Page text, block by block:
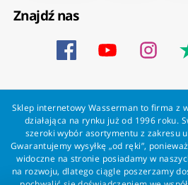
Znajdź nas
Sklep internetowy Wasserman to firma z
działająca na rynku już od 1996 roku.
szeroki wybór asortymentu z zakresu
Gwarantujemy wysyłkę „od ręki”,
widoczne na stronie posiadamy w
na rozwoju, dlatego ciągle poszerzamy